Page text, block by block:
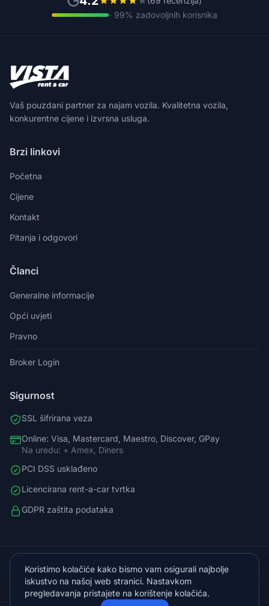
· 99% zadovoljnih korisnika
Vaš pouzdani partner za najam vozila. Kvalitetna vozila,
konkurentne cijene i izvrsna usluga.
Brzi linkovi
Početna
Cijene
Kontakt
Pitanja i odgovori
Članci
Generalne informacije
Opći uvjeti
Pravno
Broker Login
Sigurnost
SSL šifrirana veza
Online: Visa, Mastercard, Maestro, Discover, GPay
Na uredu: + Amex, Diners
PCI DSS usklađeno
Licencirana rent-a-car tvrtka
GDPR zaštita podataka
info@vista.hr
Planinarski put 9, Veliko Brdo, Makarska
Koristimo kolačiće kako bismo vam osigurali najbolje
iskustvo na našoj web stranici. Nastavkom
pregledavanja pristajete na korištenje kolačića.